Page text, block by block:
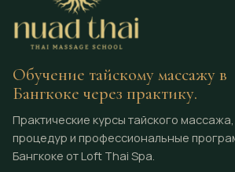
Обучение тайскому массажу в
Бангкоке через практику.
Практические курсы тайского
процедур и профессиональные
Бангкоке от Loft Thai Spa.